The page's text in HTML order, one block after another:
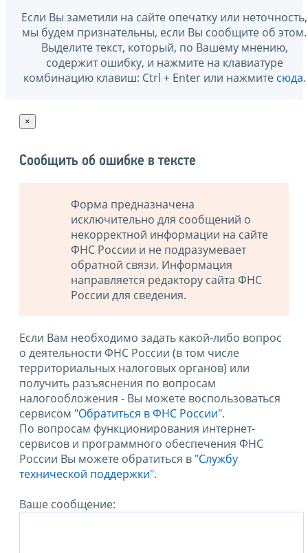
Если Вы заметили на сайте опечатку или неточность,
мы будем признательны, если Вы сообщите об этом.
Выделите текст, который, по Вашему мнению,
содержит ошибку, и нажмите на клавиатуре
комбинацию клавиш: Ctrl + Enter или нажмите сюда.
×
Сообщить об ошибке в тексте
Форма предназначена
исключительно для сообщений о
некорректной информации на сайте
ФНС России и не подразумевает
обратной связи. Информация
направляется редактору сайта ФНС
России для сведения.
Если Вам необходимо задать какой-либо вопрос
о деятельности ФНС России (в том числе
территориальных налоговых органов) или
получить разъяснения по вопросам
налогообложения - Вы можете воспользоваться
сервисом "Обратиться в ФНС России".
По вопросам функционирования интернет-
сервисов и программного обеспечения ФНС
России Вы можете обратиться в "Службу
технической поддержки".
Ваше сообщение: